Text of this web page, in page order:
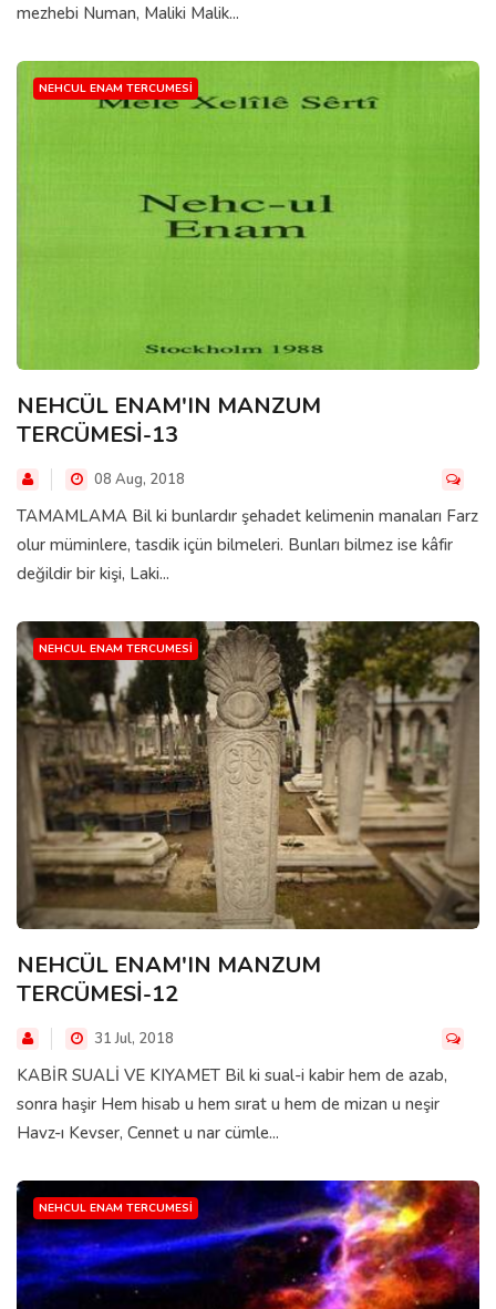
mezhebi Numan, Maliki Malik...
NEHCUL ENAM TERCUMESI
NEHCÜL ENAM'IN MANZUM
TERCÜMESİ-13
08 Aug, 2018
TAMAMLAMA Bil ki bunlardır şehadet kelimenin manaları Farz
olur müminlere, tasdik içün bilmeleri. Bunları bilmez ise kâfir
değildir bir kişi, Laki...
NEHCUL ENAM TERCUMESI
NEHCÜL ENAM'IN MANZUM
TERCÜMESİ-12
31 Jul, 2018
KABİR SUALİ VE KIYAMET Bil ki sual-i kabir hem de azab,
sonra haşir Hem hisab u hem sırat u hem de mizan u neşir
Havz-ı Kevser, Cennet u nar cümle...
NEHCUL ENAM TERCUMESI